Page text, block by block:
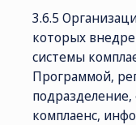
3.6.5
которых
системы
Программой,
комплаенс,